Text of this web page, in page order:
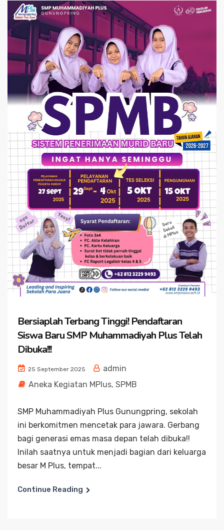
Bersiaplah Terbang Tinggi! Pendaftaran
Siswa Baru SMP Muhammadiyah Plus Telah
Dibuka!!!
25 September 2025
admin
Aneka Kegiatan MPlus, SPMB
SMP Muhammadiyah Plus Gunungpring, sekolah
ini berkomitmen mencetak para jawara. Gerbang
bagi generasi emas masa depan telah dibuka!!
Inilah saatnya untuk menjadi bagian dari keluarga
besar M Plus, tempat...
Continue Reading